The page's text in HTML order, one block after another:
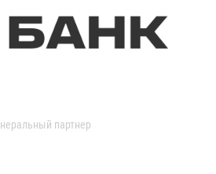
партнер